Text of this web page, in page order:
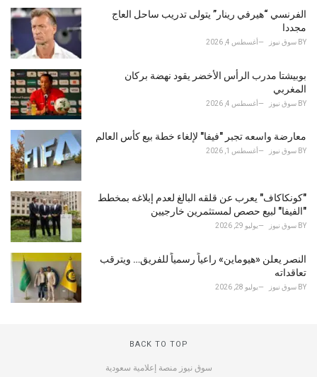
:الفرنسي “هيرفي رينار” يتولى تدريب ساحل العاج
مجددا
BY سوق نيوز أغسطس 4, 2026
بوبيشتا مدرب الرأس الأخضر يقود نهضة بركان
المغربي
BY سوق نيوز أغسطس 4, 2026
معارضة واسعه تجبر "فيفا" لإلغاء خطة بيع كأس العالم
BY سوق نيوز أغسطس 1, 2026
"كونكاكاف" يعرب عن قلقه البالغ لعدم إبلاغه بمخطط
"الفيفا" لبيع حصص لمستثمرين خارجيين
BY سوق نيوز يوليو 29, 2026
النصر يعلن «هيوماين» راعياً رسمياً للفريق… ويترقب
تعاقداته
BY سوق نيوز يوليو 28, 2026
BACK TO TOP
سوق نيوز منصة إعلامية سعودية